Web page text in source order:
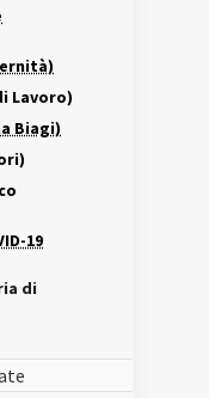
Lavoro)
Biagi)
19
di